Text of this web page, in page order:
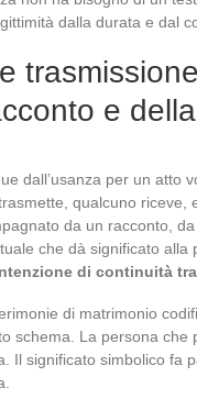
dalla durata e dal
e della
dall’usanza per un atto
qualcuno riceve,
da un racconto,
che dà significato alla
di continuità
di matrimonio
schema. La persona che
Il significato simbolico fa